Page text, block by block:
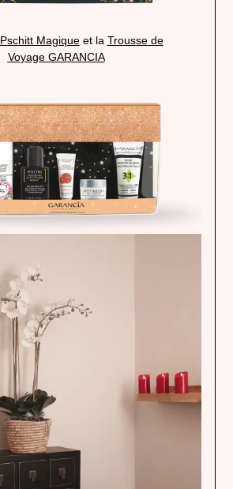
Pschitt Magiqueet la Trousse de
VoyageGARANCIA